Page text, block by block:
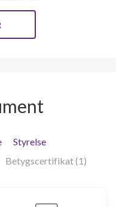
Styrelse
Betygscertifikat (1)